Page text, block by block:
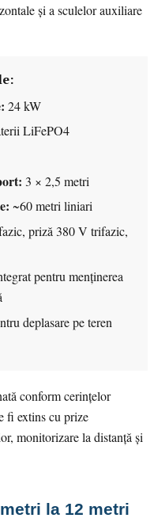
și a sculelor auxiliare
24 kW
LiFePO4
3 × 2,5 metri
~60 metri liniari
priză 380 V trifazic,
pentru menținerea
deplasare pe teren
conform cerințelor
fi extins cu prize
monitorizare la distanță și
la 12 metri